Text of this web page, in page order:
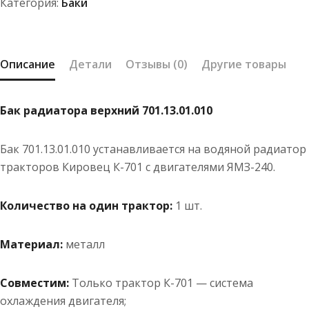
Описание Детали Отзывы (0) Другие товары
Бак радиатора верхний 701.13.01.010
Бак 701.13.01.010 устанавливается на водяной радиатор
тракторов Кировец К-701 с двигателями ЯМЗ-240.
Количество на один трактор: 1 шт.
Материал: металл
Совместим: Только трактор К-701 — система
охлаждения двигателя;